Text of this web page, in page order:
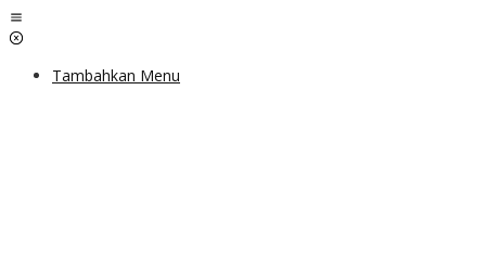
Lewati
ke
Tambahkan Menu